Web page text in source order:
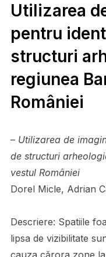
Utilizarea
pentru
structuri
regiunea
României
– Utilizarea de
de structuri
vestul României
Dorel Micle, Adrian
Descriere: Spatiile
lipsa de vizibilitate
cauza cărora zone